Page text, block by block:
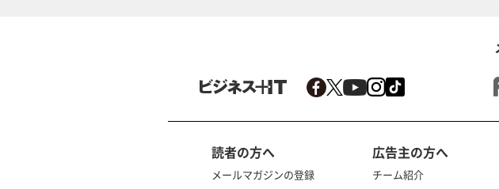
読者の方へ
メールマガジンの登録
広告主の方へ
チーム紹介